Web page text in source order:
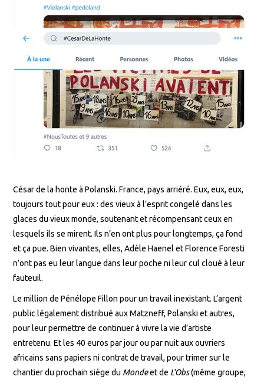
César de la honte à Polanski. France, pays arriéré. Eux, eux, eux,
toujours tout pour eux : des vieux à l’esprit congelé dans les
glaces du vieux monde, soutenant et récompensant ceux en
lesquels ils se mirent. Ils n’en ont plus pour longtemps, ça fond
et ça pue. Bien vivantes, elles, Adèle Haenel et Florence Foresti
n’ont pas eu leur langue dans leur poche ni leur cul cloué à leur
fauteuil.
Le million de Pénélope Fillon pour un travail inexistant. L’argent
public légalement distribué aux Matzneff, Polanski et autres,
pour leur permettre de continuer à vivre la vie d’artiste
entretenu. Et les 40 euros par jour ou par nuit aux ouvriers
africains sans papiers ni contrat de travail, pour trimer sur le
chantier du prochain siège du Mondeet de L’Obs(même groupe,